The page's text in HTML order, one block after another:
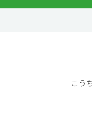
こう